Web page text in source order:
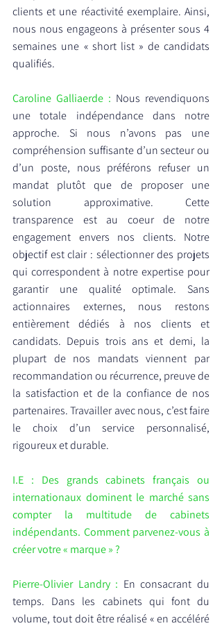
clients et une réactivité exemplaire. Ainsi,
nous nous engageons à présenter sous 4
semaines une « short list » de candidats
qualifiés.
Caroline Galliaerde : Nous revendiquons
une totale indépendance dans notre
approche. Si nous n’avons pas une
compréhension suffisante d’un secteur ou
d’un poste, nous préférons refuser un
mandat plutôt que de proposer une
solution approximative. Cette
transparence est au coeur de notre
engagement envers nos clients. Notre
objectif est clair : sélectionner des projets
qui correspondent à notre expertise pour
garantir une qualité optimale. Sans
actionnaires externes, nous restons
entièrement dédiés à nos clients et
candidats. Depuis trois ans et demi, la
plupart de nos mandats viennent par
recommandation ou récurrence, preuve de
la satisfaction et de la confiance de nos
partenaires. Travailler avec nous, c’est faire
le choix d’un service personnalisé,
rigoureux et durable.
I.E : Des grands cabinets français ou
internationaux dominent le marché sans
compter la multitude de cabinets
indépendants. Comment parvenez-vous à
créer votre « marque » ?
Pierre-Olivier Landry : En consacrant du
temps. Dans les cabinets qui font du
volume, tout doit être réalisé « en accéléré